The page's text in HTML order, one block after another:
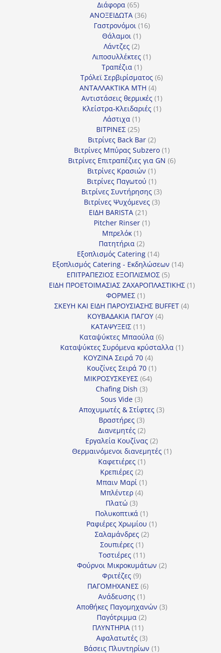
Διάφορα 6565
προϊόντα
ΑΝΟΞΕΙΔΩΤΑ 3636
προϊόντα
Γαστρονόμοι 1616
Θάλαμοι 11
προϊόν
Λάντζες 22
προϊόντα
Λιποσυλλέκτες 11
Τραπέζια 11
προϊόν
Τρόλεϊ Σερβιρίσματος 66
ΑΝΤΑΛΛΑΚΤΙΚΑ MTH 44
προϊόντα
Αντιστάσεις θερμικές 11
προϊόν
Κλείστρα-Κλειδαριές 11
Λάστιχα 11
προϊόν
ΒΙΤΡΙΝΕΣ 2525
προϊόντα
Βιτρίνες Back Bar 22
προϊόντα
Βιτρίνες Mπύρας Subzero 11
προϊόν
Βιτρίνες Επιτραπέζιες για GN 66
Βιτρίνες Κρασιών 11
προϊόν
Βιτρίνες Παγωτού 11
προϊόν
Βιτρίνες Συντήρησης 33
προϊόντα
Βιτρίνες Ψυχόμενες 33
ΕΙΔΗ BARISTA 2121
προϊόντα
Pitcher Rinser 11
Μπρελόκ 11
προϊόν
Πατητήρια 22
προϊόντα
Εξοπλισμός Catering 1414
προϊόντα
Εξοπλισμός Catering - Εκδηλώσεων 1414
ΕΠΙΤΡΑΠΕΖΙΟΣ ΕΞΟΠΛΙΣΜΟΣ 55
προϊόντα
ΕΙΔΗ ΠΡΟΕΤΟΙΜΑΣΙΑΣ ΖΑΧΑΡΟΠΛΑΣΤΙΚΗΣ 11
ΦΟΡΜΕΣ 11
προϊόν
ΣΚΕΥΗ ΚΑΙ ΕΙΔΗ ΠΑΡΟΥΣΙΑΣΗΣ BUFFET 44
ΚΟΥΒΑΔΑΚΙΑ ΠΑΓΟΥ 44
ΚΑΤΑΨΥΞΕΙΣ 1111
προϊόντα
Καταψύκτες Μπαούλα 66
προϊόντα
Καταψύκτες Συρόμενα κρύσταλλα 11
ΚΟΥΖΙΝΑ Σειρά 70 44
προϊόντα
Κουζίνες Σειρά 70 11
ΜΙΚΡΟΣΥΣΚΕΥΕΣ 6464
Chafing Dish 33
Sous Vide 33
προϊόντα
Αποχυμωτές & Στίφτες 33
Βραστήρες 33
προϊόντα
Διανεμητές 22
προϊόντα
Εργαλεία Κουζίνας 22
προϊόντα
Θερμαινόμενοι διανεμητές 11
Καφετιέρες 11
προϊόν
Κρεπιέρες 22
προϊόντα
Μπαιν Μαρί 11
Μπλέντερ 44
Πλατώ 33
προϊόντα
Πολυκοπτικά 11
προϊόν
Ραφιέρες Χρωμίου 11
Σαλαμάνδρες 22
Σουπιέρες 11
προϊόν
Τοστιέρες 1111
προϊόντα
Φούρνοι Μικροκυμάτων 22
Φριτέζες 99
προϊόντα
ΠΑΓΟΜΗΧΑΝΕΣ 66
Ανάδευσης 11
προϊόν
Αποθήκες Παγομηχανών 33
Παγότριμμα 22
ΠΛΥΝΤΗΡΙΑ 1111
προϊόντα
Αφαλατωτές 33
προϊόντα
Βάσεις Πλυντηρίων 11